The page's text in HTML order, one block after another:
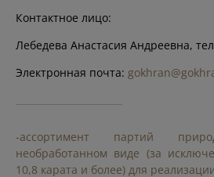
Контактное лицо:
Лебедева Анастасия Андреевна,
Электронная почта:
-ассортимент партий
необработанном виде (за
10,8 карата и более) для